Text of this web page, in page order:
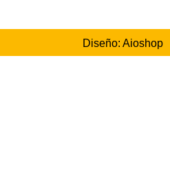
Diseño: Aioshop